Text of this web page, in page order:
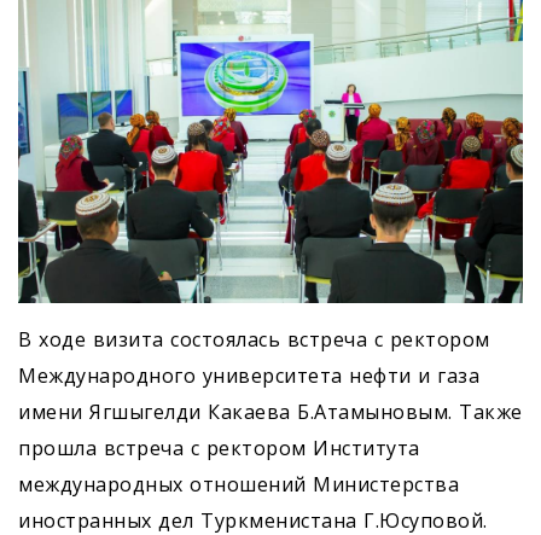
В ходе визита состоялась встреча с ректором
Международного университета нефти и газа
имени Ягшыгелди Какаева Б.Атамыновым. Также
прошла встреча с ректором Института
международных отношений Министерства
иностранных дел Туркменистана Г.Юсуповой.